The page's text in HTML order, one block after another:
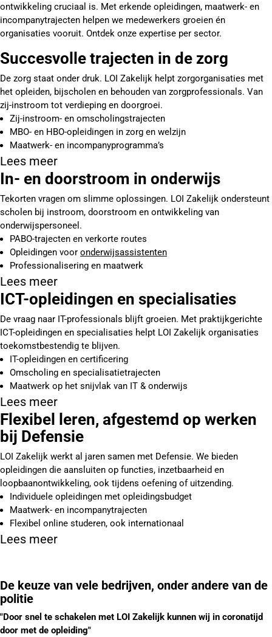
ontwikkeling cruciaal is. Met erkende opleidingen, maatwerk- en
incompanytrajecten helpen we medewerkers groeien én
organisaties vooruit. Ontdek onze expertise per sector.
Succesvolle trajecten in de zorg
De zorg staat onder druk. LOI Zakelijk helpt zorgorganisaties met
het opleiden, bijscholen en behouden van zorgprofessionals. Van
zij-instroom tot verdieping en doorgroei.
Zij-instroom- en omscholingstrajecten
MBO- en HBO-opleidingen in zorg en welzijn
Maatwerk- en incompanyprogramma’s
Lees meer
In- en doorstroom in onderwijs
Tekorten vragen om slimme oplossingen. LOI Zakelijk ondersteunt
scholen bij instroom, doorstroom en ontwikkeling van
onderwijspersoneel.
PABO-trajecten en verkorte routes
Opleidingen voor onderwijsassistenten
Professionalisering en maatwerk
Lees meer
ICT-opleidingen en specialisaties
De vraag naar IT-professionals blijft groeien. Met praktijkgerichte
ICT-opleidingen en specialisaties helpt LOI Zakelijk organisaties
toekomstbestendig te blijven.
IT-opleidingen en certificering
Omscholing en specialisatietrajecten
Maatwerk op het snijvlak van IT & onderwijs
Lees meer
Flexibel leren, afgestemd op werken
bij Defensie
LOI Zakelijk werkt al jaren samen met Defensie. We bieden
opleidingen die aansluiten op functies, inzetbaarheid en
loopbaanontwikkeling, ook tijdens oefening of uitzending.
Individuele opleidingen met opleidingsbudget
Maatwerk- en incompanytrajecten
Flexibel online studeren, ook internationaal
Lees meer
De keuze van vele bedrijven, onder andere van de
politie
"Door snel te schakelen met LOI Zakelijk kunnen wij in coronatijd
door met de opleiding"